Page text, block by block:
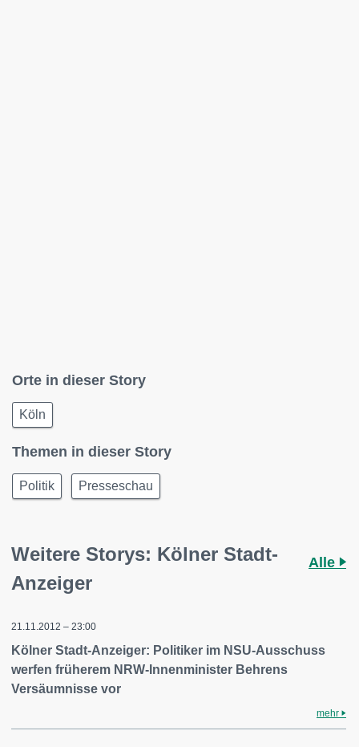
Orte in dieser Story
Köln
Themen in dieser Story
Politik Presseschau
Weitere Storys: Kölner Stadt-
Anzeiger
Alle
21.11.2012 – 23:00
Kölner Stadt-Anzeiger: Politiker im NSU-Ausschuss
werfen früherem NRW-Innenminister Behrens
Versäumnisse vor
mehr